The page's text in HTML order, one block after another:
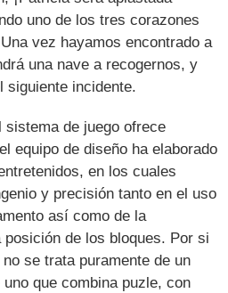
uno de los tres corazones
vez hayamos encontrado a
una nave a recogernos, y
siguiente incidente.
sistema de juego ofrece
equipo de diseño ha elaborado
en los cuales
y precisión tanto en el uso
así como de la
de los bloques. Por si
se trata puramente de un
que combina puzle, con